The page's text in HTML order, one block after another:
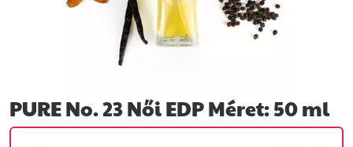
PURE No. 23 Női EDP Méret: 50 ml